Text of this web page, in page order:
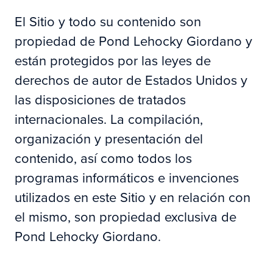
El Sitio y todo su contenido son
propiedad de Pond Lehocky Giordano y
están protegidos por las leyes de
derechos de autor de Estados Unidos y
las disposiciones de tratados
internacionales. La compilación,
organización y presentación del
contenido, así como todos los
programas informáticos e invenciones
utilizados en este Sitio y en relación con
el mismo, son propiedad exclusiva de
Pond Lehocky Giordano.